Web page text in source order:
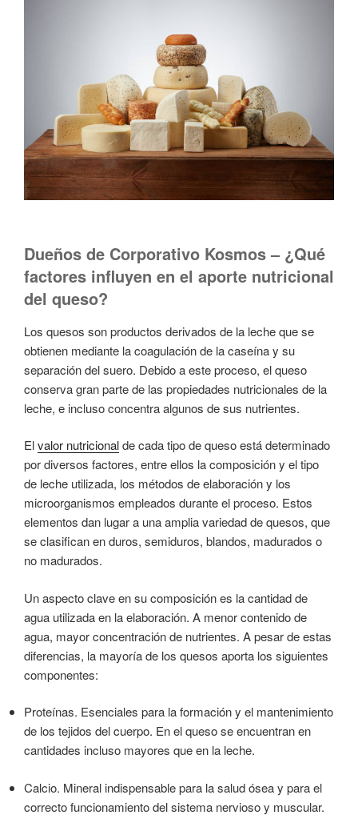
Dueños de Corporativo Kosmos – ¿Qué
factores influyen en el aporte nutricional
del queso?
Los quesos son productos derivados de la leche que se
obtienen mediante la coagulación de la caseína y su
separación del suero. Debido a este proceso, el queso
conserva gran parte de las propiedades nutricionales de la
leche, e incluso concentra algunos de sus nutrientes.
Elvalor nutricionalde cada tipo de queso está determinado
por diversos factores, entre ellos la composición y el tipo
de leche utilizada, los métodos de elaboración y los
microorganismos empleados durante el proceso. Estos
elementos dan lugar a una amplia variedad de quesos, que
se clasifican en duros, semiduros, blandos, madurados o
no madurados.
Un aspecto clave en su composición es la cantidad de
agua utilizada en la elaboración. A menor contenido de
agua, mayor concentración de nutrientes. A pesar de estas
diferencias, la mayoría de los quesos aporta los siguientes
componentes:
Proteínas. Esenciales para la formación y el mantenimiento
de los tejidos del cuerpo. En el queso se encuentran en
cantidades incluso mayores que en la leche.
Calcio. Mineral indispensable para la salud ósea y para el
correcto funcionamiento del sistema nervioso y muscular.